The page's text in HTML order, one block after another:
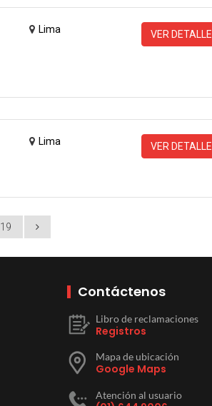
Lima VER DETALLE
Lima VER DETALLE
19
Contáctenos
Libro de reclamaciones
Registros
Mapa de ubicación
Google Maps
Atención al usuario